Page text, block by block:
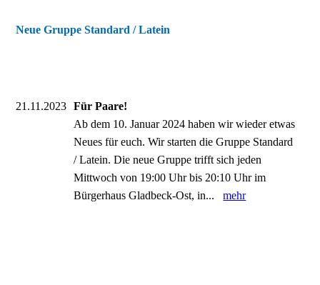
Neue Gruppe Standard / Latein
21.11.2023
Für Paare!
Ab dem 10. Januar 2024 haben wir wieder etwas
Neues für euch. Wir starten die Gruppe Standard
/ Latein. Die neue Gruppe trifft sich jeden
Mittwoch von 19:00 Uhr bis 20:10 Uhr im
Bürgerhaus Gladbeck-Ost, in...mehr